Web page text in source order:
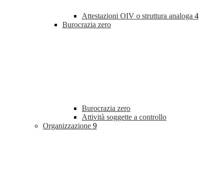
Attestazioni OIV o struttura analoga 4
Burocrazia zero
Burocrazia zero
Attività soggette a controllo
Organizzazione 9